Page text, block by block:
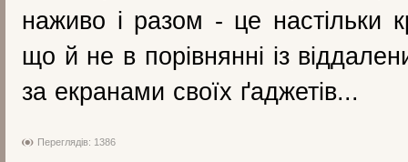
наживо і разом - це настільки
що й не в порівнянні із
за екранами своїх ґаджетів...
Переглядів: 1386